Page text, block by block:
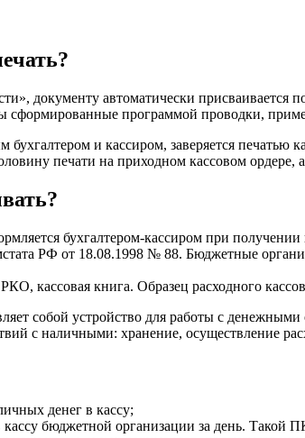
документу автоматически
сформированные программой проводки,
и кассиром, заверяется печатью
печати на приходном кассовом
бухгалтером-кассиром при
РФ от 18.08.1998 № 88. Бюджетные
кассовая книга. Образец расходного
собой устройство для работы с
с наличными: хранение, осуществление
денег в кассу;
бюджетной организации за день. Такой